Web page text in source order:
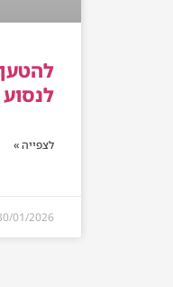
לצפייה »
01/2026